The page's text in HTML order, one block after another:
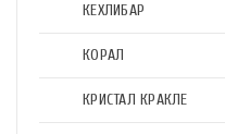
КЕХЛИБАР
КОРАЛ
КРИСТАЛ КРАКЛЕ